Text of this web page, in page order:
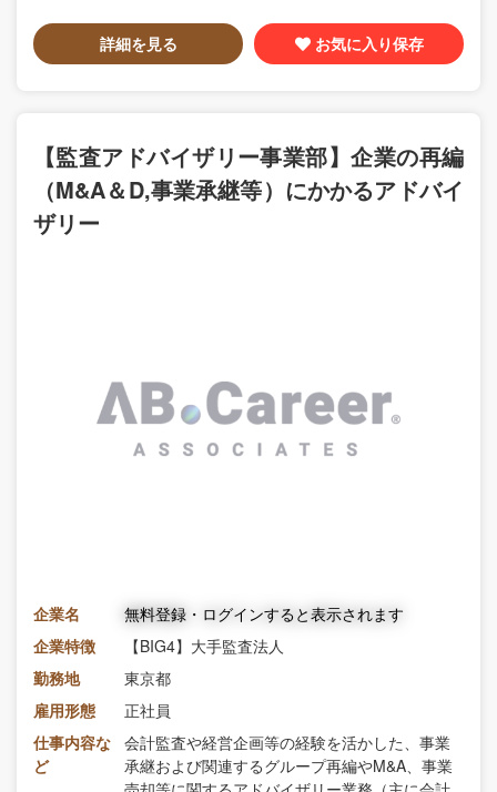
詳細を見る お気に入り保存
【監査アドバイザリー事業部】企業の再編
（M&A＆D,事業承継等）にかかるアドバイ
ザリー
企業名
無料登録・ログインすると表示されます
企業特徴
【BIG4】大手監査法人
勤務地
東京都
雇用形態
正社員
仕事内容な
ど
会計監査や経営企画等の経験を活かした、事業
承継および関連するグループ再編やM&A、事業